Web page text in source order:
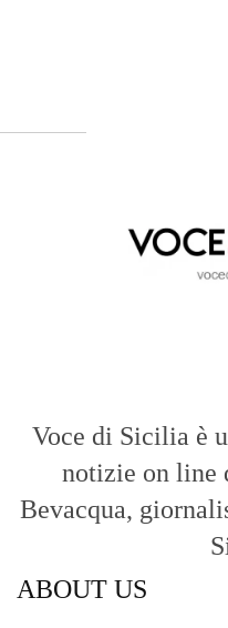
Voce di Sicilia è
notizie on line
Bevacqua,
ABOUT US